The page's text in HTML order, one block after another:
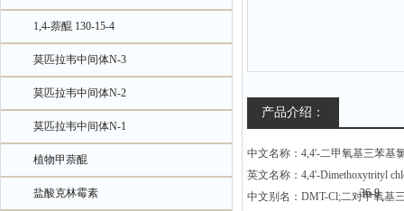
1,4-萘醌 130-15-4
莫匹拉韦中间体N-3
莫匹拉韦中间体N-2
莫匹拉韦中间体N-1
植物甲萘醌
盐酸克林霉素
产品介绍：
中文名称：4,4'-二甲氧基三苯基
英文名称：4,4'-Dimethoxytrityl
中文别名：DMT-Cl;二对甲氧基